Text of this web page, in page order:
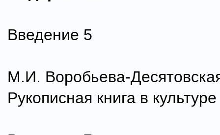
Введение 5
M.И. Воробьева-
Рукописная книга в